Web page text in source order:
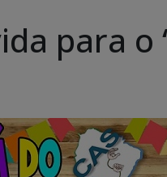
para o